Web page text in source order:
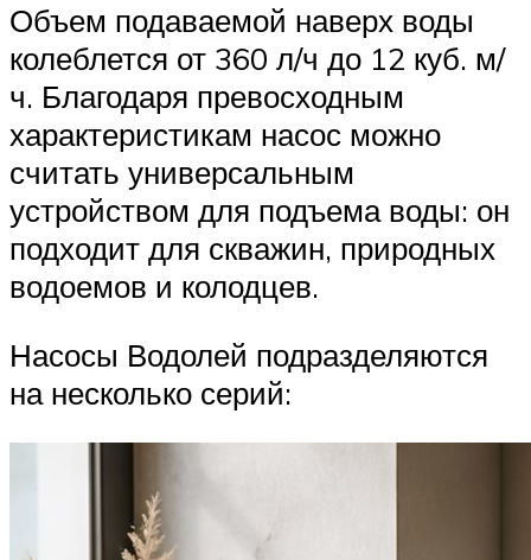
Объем подаваемой наверх воды
колеблется от 360 л/ч до 12 куб. м/
ч. Благодаря превосходным
характеристикам насос можно
считать универсальным
устройством для подъема воды: он
подходит для скважин, природных
водоемов и колодцев.
Насосы Водолей подразделяются
на несколько серий: